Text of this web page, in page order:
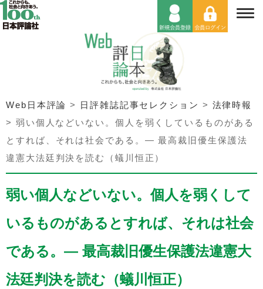
Web日本評論 > 日評雑誌記事セレクション > 法律時報
> 弱い個人などいない。個人を弱くしているものがある
とすれば、それは社会である。— 最高裁旧優生保護法
違憲大法廷判決を読む（蟻川恒正）
弱い個人などいない。個人を弱くして
いるものがあるとすれば、それは社会
である。— 最高裁旧優生保護法違憲大
法廷判決を読む（蟻川恒正）